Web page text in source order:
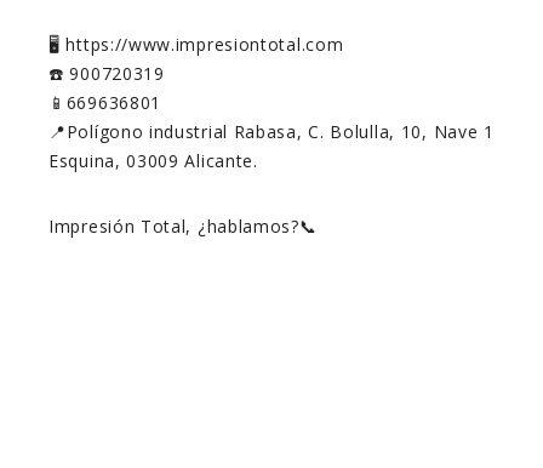
🖥️ https://www.impresiontotal.com
☎️ 900720319
📱669636801
📍Polígono industrial Rabasa, C. Bolulla, 10, Nave 1
Esquina, 03009 Alicante.
Impresión Total, ¿hablamos?📞